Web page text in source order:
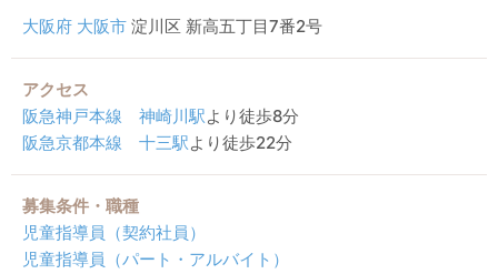
大阪府 大阪市 淀川区 新高五丁目7番2号
アクセス
阪急神戸本線
神崎川駅より徒歩8分
阪急京都本線
十三駅より徒歩22分
募集条件・職種
児童指導員（契約社員）
児童指導員（パート・アルバイト）